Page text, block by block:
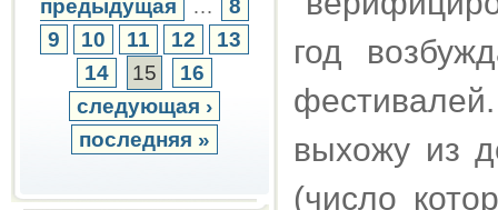
предыдущая …
8
9
10 11 12
13
14
15
16
следующая ›
последняя »
год
выхожу из
(число